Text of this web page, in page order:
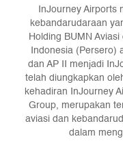
InJourney Airports
kebandarudaraan
Holding BUMN
Indonesia (Persero)
dan AP II menjadi
telah diungkapkan
kehadiran InJourney
Group, merupakan
aviasi dan
dalam